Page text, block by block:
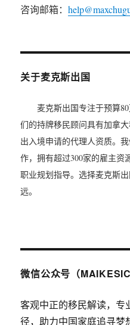
咨询邮箱：
关于麦克斯出国
麦克斯出国专注于预算
们的持牌移民顾问具有加拿
出入境申请的代理人资质。
作，拥有超过300家的雇主资
职业规划指导。选择麦克斯
远。
微信公众号（
客观中正的移民解读，专
径，助力中国家庭追寻梦